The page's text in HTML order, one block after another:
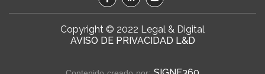
Copyright © 2022 Legal & Digital
AVISO DE PRIVACIDAD L&D